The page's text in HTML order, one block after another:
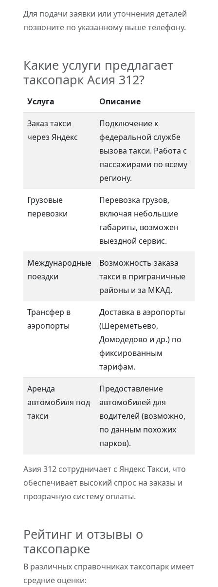
Для подачи заявки или уточнения деталей
позвоните по указанному выше телефону.
Какие услуги предлагает
таксопарк Асия 312?
Услуга Описание
Заказ такси
через Яндекс
Подключение к
федеральной службе
вызова такси. Работа с
пассажирами по всему
региону.
Грузовые
перевозки
Перевозка грузов,
включая небольшие
габариты, возможен
выездной сервис.
Международные
поездки
Возможность заказа
такси в приграничные
районы и за МКАД.
Трансфер в
аэропорты
Доставка в аэропорты
(Шереметьево,
Домодедово и др.) по
фиксированным
тарифам.
Аренда
автомобиля под
такси
Предоставление
автомобилей для
водителей (возможно,
по данным похожих
парков).
Азия 312 сотрудничает с Яндекс Такси, что
обеспечивает высокий спрос на заказы и
прозрачную систему оплаты.
Рейтинг и отзывы о
таксопарке
В различных справочниках таксопарк имеет
средние оценки: